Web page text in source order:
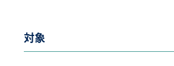
対象